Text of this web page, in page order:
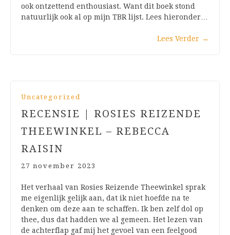
ook ontzettend enthousiast. Want dit boek stond
natuurlijk ook al op mijn TBR lijst. Lees hieronder…
Lees Verder →
Uncategorized
RECENSIE | ROSIES REIZENDE
THEEWINKEL – REBECCA
RAISIN
27 november 2023
Het verhaal van Rosies Reizende Theewinkel sprak
me eigenlijk gelijk aan, dat ik niet hoefde na te
denken om deze aan te schaffen. Ik ben zelf dol op
thee, dus dat hadden we al gemeen. Het lezen van
de achterflap gaf mij het gevoel van een feelgood